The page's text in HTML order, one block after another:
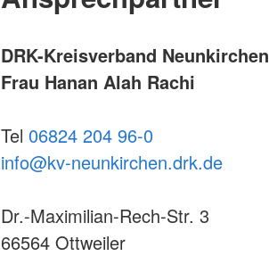
DRK-Kreisverband Neunkirchen
Frau Hanan Alah Rachi
Tel 06824 204 96-0
info@kv-neunkirchen.drk.de
Dr.-Maximilian-Rech-Str. 3
66564 Ottweiler